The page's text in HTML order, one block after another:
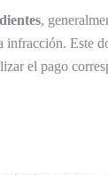
,
infracción. Este
el pago